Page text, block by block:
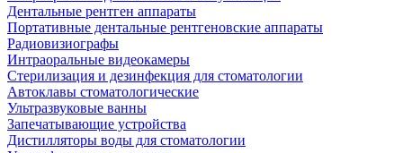
Дентальные рентген аппараты
Портативные дентальные рентгеновские аппараты
Радиовизиографы
Интраоральные видеокамеры
Стерилизация и дезинфекция для стоматологии
Автоклавы стоматологические
Ультразвуковые ванны
Запечатывающие устройства
Дистилляторы воды для стоматологии